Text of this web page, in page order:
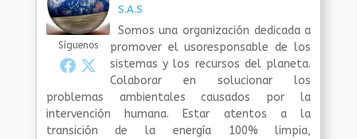
Síguenos
S.A.S
Somos una organización dedicada a
promover el usoresponsable de los
sistemas y los recursos del planeta.
Colaborar en solucionar los
problemas ambientales causados por la
intervención humana. Estar atentos a la
transición de la energía 100% limpia,